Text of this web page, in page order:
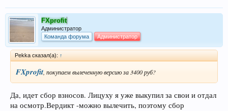
FXprofit
Администратор
Команда форума
Администратор
Pekka сказал(а): ↑
FXprofit, покупаем вылеченную версию за 3400 руб?
Да, идет сбор взносов. Лицуху я уже выкупил за свои и отдал
на осмотр.Вердикт -можно вылечить, поэтому сбор